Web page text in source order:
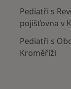
Pediatři s
pojišťovna v
Pediatři s
Kroměříži